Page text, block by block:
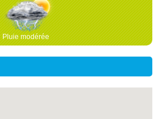
Pluie modérée